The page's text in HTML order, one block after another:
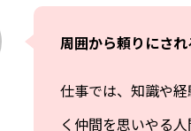
周囲から頼りにさ
仕事では、知識や
く仲間を思いやる